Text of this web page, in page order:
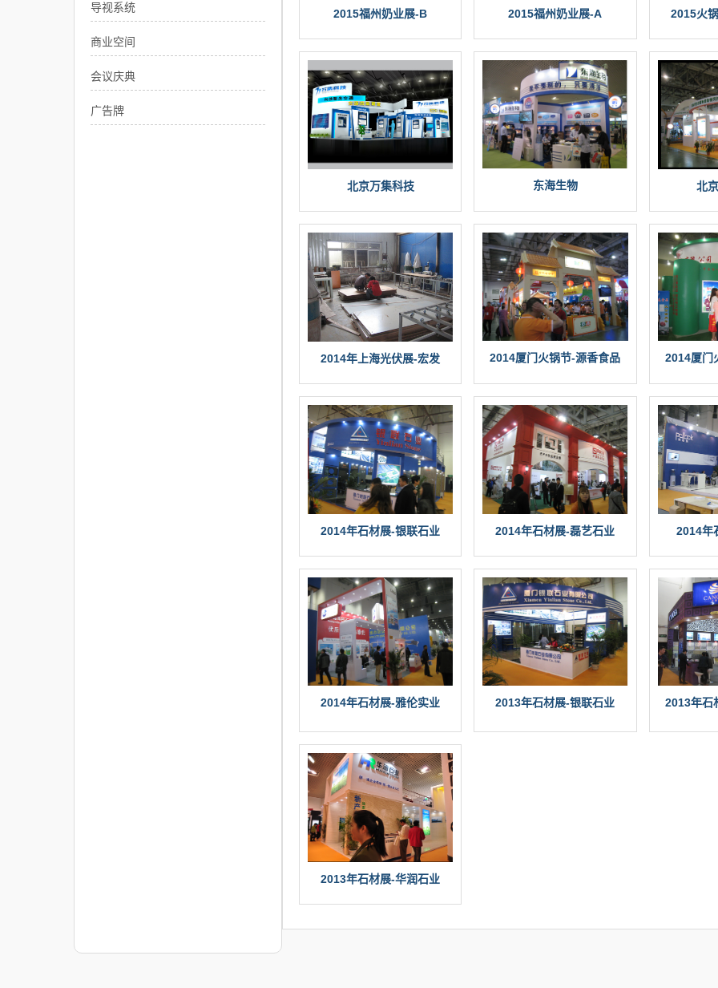
导视系统
商业空间
会议庆典
广告牌
2015福州奶业展-B 2015福州奶业展-A 2015火
北京万集科技 东海生物 北
2014年上海光伏展-宏发 2014厦门火锅节-源香食品 2014厦门
2014年石材展-银联石业 2014年石材展-磊艺石业 2014年
2014年石材展-雅伦实业 2013年石材展-银联石业 2013年石
2013年石材展-华润石业